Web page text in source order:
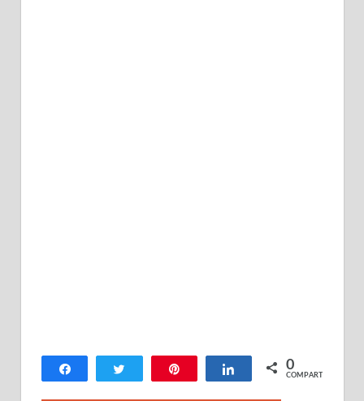
Compartir Twittear Compartir
0
COMPARTIR